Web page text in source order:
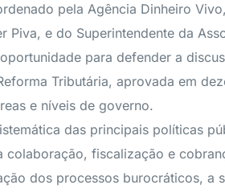
pela Agência Dinheiro
e do Superintendente da
para defender a
Tributária, aprovada em
e níveis de governo.
das principais políticas
fiscalização e
dos processos burocráticos,